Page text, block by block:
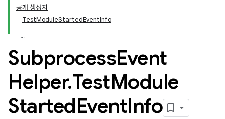
공개 생성자
TestModuleStartedEventInfo
SubprocessEvent
Helper.TestModule
StartedEventInfo